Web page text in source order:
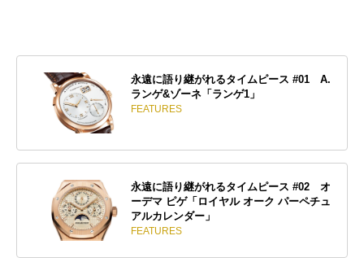
永遠に語り継がれるタイムピース #01 A.
ランゲ&ゾーネ「ランゲ1」
FEATURES
永遠に語り継がれるタイムピース #02 オ
ーデマ ピゲ「ロイヤル オーク パーペチュ
アルカレンダー」
FEATURES